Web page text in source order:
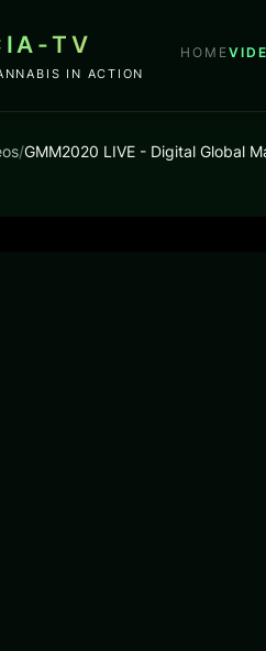
TV
IN ACTION
HOME
/GMM2020 LIVE - Digital Global